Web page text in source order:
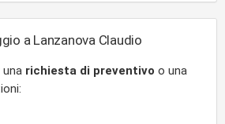
a Lanzanova Claudio
una richiesta di preventivo o una